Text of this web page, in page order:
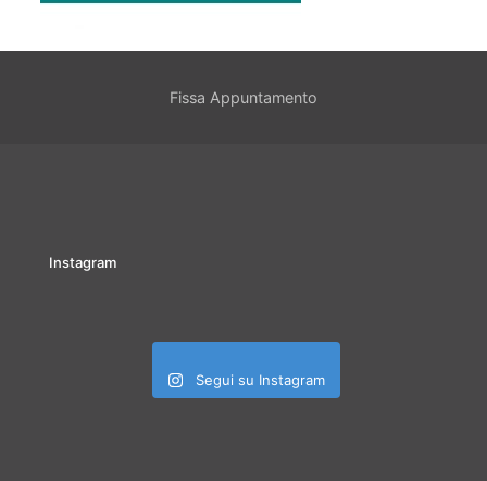
Fissa Appuntamento
Instagram
Segui su Instagram